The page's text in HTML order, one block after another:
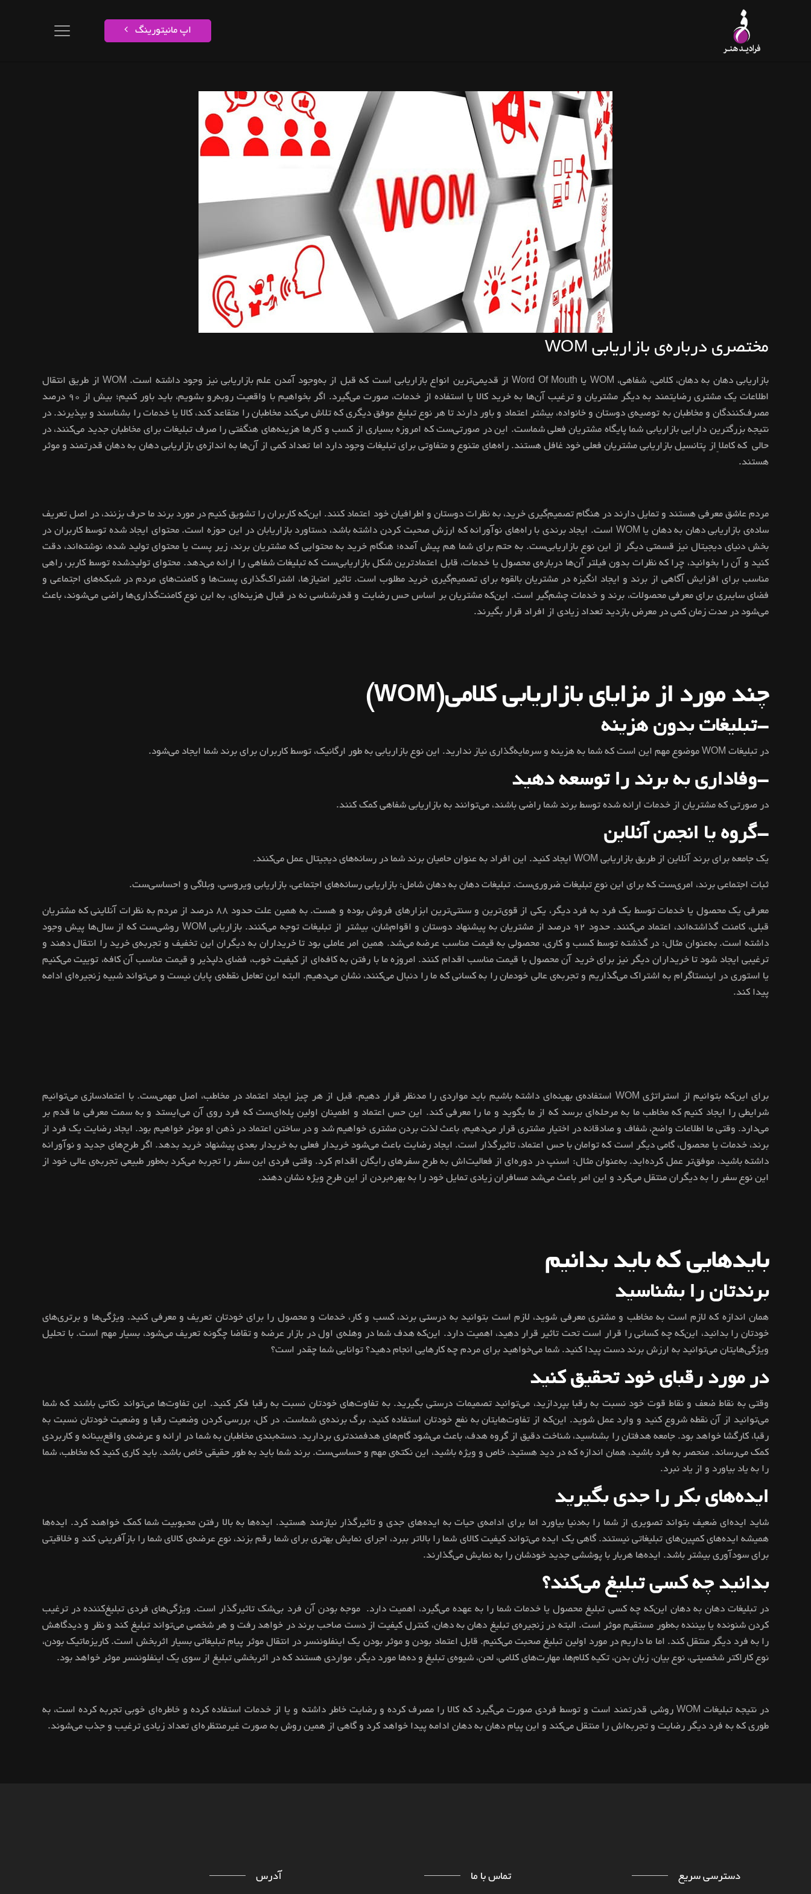
اپ مانیتورینگ
مختصری درباره‌ی بازاریابی WOM
بازاریابی دهان به دهان، کلامی، شفاهی، WOM یا Word Of Mouth از قدیمی‌ترین انواع بازاریابی است که قبل از به‌وجود آمدن علم بازاریابی نیز وجود داشته است. WOM از طریق انتقال
اطلاعات یک مشتری رضایتمند به دیگر مشتریان و ترغیب آن‌ها به خرید کالا یا استفاده از خدمات، صورت می‌گیرد. اگر بخواهیم با واقعیت رو‌به‌رو بشویم، باید باور کنیم؛ بیش از ۹۰ درصد
مصرف‌کنندگان و مخاطبان به توصیه‌ی دوستان و خانواده، بیشتر اعتماد و باور دارند تا هر نوع تبلیغ موفق دیگری که تلاش می‌کند مخاطبان را متقاعد کند، کالا یا خدمات را بشناسند و بپذیرند. در
نتیجه بزرگترین دارایی بازاریابی شما پایگاه مشتریان فعلی شماست. این در صورتی‌ست که امروزه بسیاری از کسب و کارها هزینه‌های هنگفتی را صرف تبلیغات برای مخاطبان جدید می‌کنند، در
حالی‌ که کاملاً از پتانسیل بازاریابی مشتریان فعلی خود غافل هستند. راه‌های متنوع و متفاوتی برای تبلیغات وجود دارد اما تعداد کمی از آن‌ها به اندازه‌ی بازاریابی دهان به دهان قدرتمند و موثر
هستند.
مردم عاشق معرفی هستند و تمایل دارند در هنگام تصمیم‌گیری خرید، به نظرات دوستان و اطرافیان خود اعتماد کنند. این‌که کاربران را تشویق کنیم در مورد برند ما حرف بزنند، در اصل تعریف
ساده‌ی بازاریابی دهان به دهان یا WOM است. ایجاد برندی با راه‌های نوآورانه که ارزش صحبت کردن داشته باشد، دستاورد بازاریابان در این حوزه است. محتوای ایجاد شده توسط کاربران در
بخش دنیای دیجیتال نیز قسمتی دیگر از این نوع بازاریابی‌ست. به حتم برای شما هم پیش آمده؛ هنگام خرید به محتوایی که مشتریان برند، زیر پست یا محتوای تولید شده، نوشته‌اند، دقت
کنید و آن را بخوانید، چرا که نظرات بدون فیلتر آن‌ها درباره‌ی محصول یا خدمات، قابل اعتمادترین شکل بازاریابی‌ست که تبلیغات شفاهی را ارائه می‌دهد. محتوای تولید‌شده توسط کاربر، راهی
مناسب برای افزایش آگاهی از برند و ایجاد انگیزه در مشتریان بالقوه برای تصمیم‌گیری خرید مطلوب است. تاثیر امتیازها، اشتراک‌گذاری پست‌ها و کامنت‌های مردم در شبکه‌های اجتماعی و
فضای سایبری برای معرفی محصولات، برند و خدمات چشم‌گیر است. این‌که مشتریان بر اساس حس رضایت و قدرشناسی نه در قبال هزینه‌ای، به این نوع کامنت‌گذاری‌ها راضی می‌شوند، باعث
می‌شود در مدت زمان کمی در معرض بازدید تعداد زیادی از افراد قرار بگیرند.
چند مورد از مزایای بازاریابی کلامی(WOM
)
-تبلیغات بدون هزینه
در تبلیغات WOM موضوع مهم این است که شما به هزینه و سرمایه‌گذاری نیاز ندارید. این نوع بازاریابی به طور ارگانیک، توسط کاربران برای برند شما ایجاد می‌شود.
-وفاداری به برند را توسعه دهید
در صورتی‌ که مشتریان از خدمات ارائه شده توسط برند شما راضی باشند، می‌توانند به بازاریابی شفاهی کمک کنند.
-گروه یا انجمن آنلاین
یک جامعه برای برند آنلاین از طریق بازاریابی WOM ایجاد کنید. این افراد به عنوان حامیان برند شما در رسانه‌های دیجیتال عمل می‌کنند.
ثبات اجتماعی برند، امری‌ست که برای این نوع تبلیغات ضروری‌ست. تبلیغات دهان به دهان شامل: بازاریابی رسانه‌های اجتماعی، بازاریابی ویروسی، وبلاگی و احساسی‌ست.
معرفی یک محصول یا خدمات توسط یک فرد به فرد دیگر، یکی از قوی‌ترین و سنتی‌ترین ابزارهای فروش بوده و هست. به همین علت حدود ۸۸ درصد از مردم به نظرات آنلاینی که مشتریان
قبلی، کامنت گذاشته‌اند، اعتماد می‌کنند. حدود ۹۲ درصد از مشتریان به پیشنهاد دوستان و اقوام‌شان، بیشتر از تبلیغات توجه می‌کنند. بازاریابی WOM روشی‌ست که از سال‌ها پیش وجود
داشته است. به‌عنوان مثال: در گذشته توسط کسب و کاری، محصولی به قیمت مناسب عرضه می‌شد. همین امر عاملی بود تا خریداران به دیگران این تخفیف و تجربه‌ی خرید را انتقال دهند و
ترغیبی ایجاد شود تا خریداران دیگر نیز برای خرید آن محصول با قیمت مناسب اقدام کنند. امروزه ما با رفتن به کافه‌ای از کیفیت خوب، فضای دلپذیر و قیمت مناسب آن کافه، توییت می‌کنیم
یا استوری در اینستاگرام به اشتراک می‌گذاریم و تجربه‌ی عالی خودمان را به کسانی که ما را دنبال می‌کنند، نشان می‌دهیم. البته این تعامل نقطه‌ی پایان نیست و می‌تواند شبیه زنجیره‌ای ادامه
پیدا کند.
برای این‌که بتوانیم از استراتژی WOM استفاده‌ی بهینه‌ای داشته باشیم باید مواردی را مدنظر قرار دهیم. قبل از هر چیز ایجاد اعتماد در مخاطب، اصل مهمی‌ست. با اعتمادسازی می‌توانیم
شرایطی را ایجاد کنیم که مخاطب ما به مرحله‌ای برسد که از ما بگوید و ما را معرفی کند. این حس اعتماد و اطمینان اولین پله‌ای‌ست که فرد روی آن می‌ایستد و به سمت معرفی ما قدم بر
می‌دارد. وقتی ما اطلاعات واضح، شفاف و صادقانه در اختیار مشتری قرار می‌دهیم، باعث لذت بردن مشتری خواهیم شد و در ساختن اعتماد در ذهن او موثر خواهیم بود. ایجاد رضایت یک فرد از
برند، خدمات یا محصول، گامی دیگر است که توامان با حس اعتماد، تاثیرگذار است. ایجاد رضایت باعث می‌شود خریدار فعلی به خریدار بعدی پیشنهاد خرید بدهد. اگر طرح‌های جدید و نوآورانه
داشته باشید، موفق‌تر عمل کرده‌اید. به‌عنوان مثال: اسنپ در دوره‌ای از فعالیت‌اش به طرح سفرهای رایگان اقدام کرد. وقتی فردی این سفر را تجربه می‌کرد به‌طور طبیعی تجربه‌ی عالی خود از
این نوع سفر را به دیگران منتقل می‌کرد و این امر باعث می‌شد مسافران زیادی تمایل خود را به بهره‌بردن از این طرح ویژه نشان دهند.
بایدهایی که باید بدانیم
برندتان را بشناسید
همان اندازه که لازم است به مخاطب و مشتری معرفی شوید، لازم است بتوانید به درستی برند، کسب و کار، خدمات و محصول را برای خودتان تعریف و معرفی کنید. ویژگی‌ها و برتری‌های
خودتان را بدانید، این‌که چه کسانی را قرار است تحت تاثیر قرار دهید، اهمیت دارد. این‌که هدف شما در وهله‌ی اول در بازار عرضه و تقاضا چگونه تعریف می‌شود، بسیار مهم است. با تحلیل
ویژگی‌هایتان می‌توانید به ارزش برند دست پیدا کنید. شما می‌خواهید برای مردم چه کارهایی انجام دهید؟ توانایی شما چقدر است؟
در مورد رقبای خود تحقیق کنید
وقتی به نقاط ضعف و نقاط قوت خود نسبت به رقبا بپردازید، می‌توانید تصمیمات درستی بگیرید. به تفاوت‌های خودتان نسبت به رقبا فکر کنید. این تفاوت‌ها می‌تواند نکاتی باشند که شما
می‌توانید از آن نقطه شروع کنید و وارد عمل شوید. این‌که از تفاوت‌هایتان به نفع خودتان استفاده کنید، برگ برنده‌ی شماست. در کل، بررسی کردن وضعیت رقبا و وضعیت خودتان نسبت به
رقبا، کارگشا خواهد بود. جامعه هدفتان را بشناسید، شناخت دقیق از گروه هدف، باعث می‌شود گام‌های هدفمندتری بردارید. دسته‌بندی مخاطبان به شما در ارائه و عرضه‌ی واقع‌بینانه و کاربردی
کمک می‌رساند. منحصر به فرد باشید، همان اندازه که در دید هستید، خاص و ویژه باشید، این‌ نکته‌ی مهم و حساسی‌ست. برند شما باید به طور حقیقی خاص باشد. باید کاری کنید که مخاطب، شما
را به یاد بیاورد و از یاد نبرد.
ایده‌های بکر را جدی بگیرید
شاید ایده‌ای ضعیف بتواند تصویری از شما را به‌دنیا بیاورد اما برای ادامه‌ی حیات به ایده‌های جدی و تاثیرگذار نیازمند هستید. ایده‌ها به بالا رفتن محبوبیت شما کمک خواهند کرد. ایده‌ها
همیشه ایده‌های کمپین‌های تبلیغاتی نیستند. گاهی یک ایده می‌تواند کیفیت کالای شما را بالاتر ببرد، اجرای نمایش بهتری برای شما رقم بزند، نوع عرضه‌ی کالای شما را بازآفرینی کند و خلاقیتی
برای سودآوری بیشتر باشد. ایده‌ها هربار با پوششی جدید خودشان را به نمایش می‌گذارند.
بدانید چه کسی تبلیغ می‌کند؟
در تبلیغات دهان به دهان این‌که چه کسی تبلیغ محصول یا خدمات شما را به عهده می‌گیرد، اهمیت دارد. موجه بودن آن فرد بی‌شک تاثیرگذار است. ویژگی‌های فردی تبلیغ‌کننده در ترغیب
کردن شنونده یا بیننده به‌طور مستقیم موثر است. البته در زنجیره‌ی تبلیغ دهان به دهان، کنترل کیفیت از دست صاحب برند در خواهد رفت و هر شخصی می‌تواند تبلیغ کند و نظر و دیدگاهش
را به فرد دیگر منتقل کند. اما ما داریم در مورد اولین تبلیغ صحبت می‌کنیم. قابل اعتماد بودن و موثر بودن یک اینفلوئنسر در انتقال موثر پیام تبلیغاتی بسیار اثربخش است. کاریزماتیک بودن،
نوع کاراکتر شخصیتی، نوع بیان، زبان بدن، تکیه کلام‌ها، مهارت‌های کلامی، لحن، شیوه‌ی تبلیغ و ده‌ها مورد دیگر، مواردی هستند که در اثربخشی تبلیغ از سوی یک اینفلوئنسر موثر خواهد بود.
در نتیجه تبلیغات WOM روشی قدرتمند است و توسط فردی صورت می‌گیرد که کالا را مصرف کرده و رضایت خاطر داشته و یا از خدمات استفاده کرده و خاطره‌ای خوبی تجربه کرده است، به
طوری که به فرد دیگر رضایت و تجربه‌‌اش را منتقل می‌کند و این پیام دهان به دهان ادامه پیدا خواهد کرد و گاهی از همین روش به صورت غیر‌منتظره‌ای تعداد زیادی ترغیب و جذب می‌شوند.
دسترسی سریع تماس با ما آدرس